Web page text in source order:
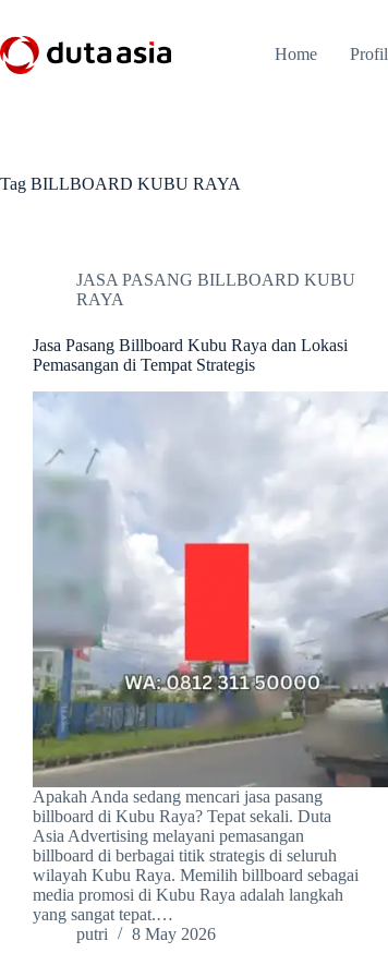
content
Home Profil
Tag BILLBOARD KUBU RAYA
JASA PASANG BILLBOARD KUBU
RAYA
Jasa Pasang Billboard Kubu Raya dan Lokasi
Pemasangan di Tempat Strategis
Apakah Anda sedang mencari jasa pasang
billboard di Kubu Raya? Tepat sekali. Duta
Asia Advertising melayani pemasangan
billboard di berbagai titik strategis di seluruh
wilayah Kubu Raya. Memilih billboard sebagai
media promosi di Kubu Raya adalah langkah
yang sangat tepat.…
putri
8 May 2026